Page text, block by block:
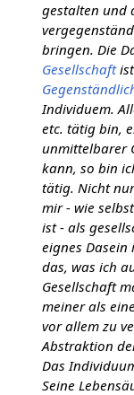
gestalten und
bringen. Die
Gesellschaftist
Individuem.
etc. tätig bin,
unmittelbarer
kann, so bin
tätig. Nicht
mir - wie
ist - als
eignes
das, was ich
Gesellschaft
meiner als
vor allem zu
Abstraktion
Das
Seine